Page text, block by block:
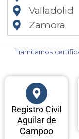
Valladolid
Zamora
Tramitamos
Registro Civil
Aguilar de
Campoo